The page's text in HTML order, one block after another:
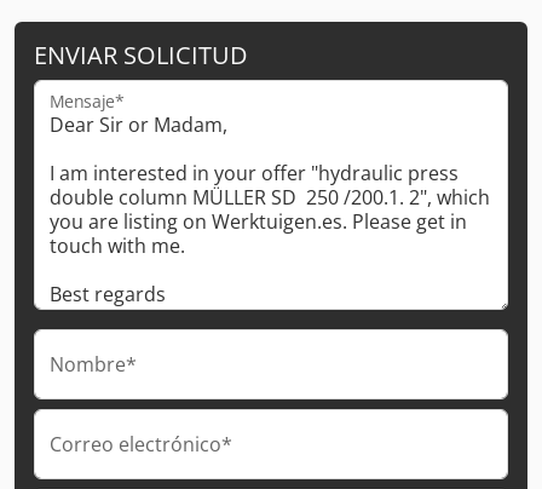
ENVIAR SOLICITUD
Mensaje*
Nombre*
Correo electrónico*